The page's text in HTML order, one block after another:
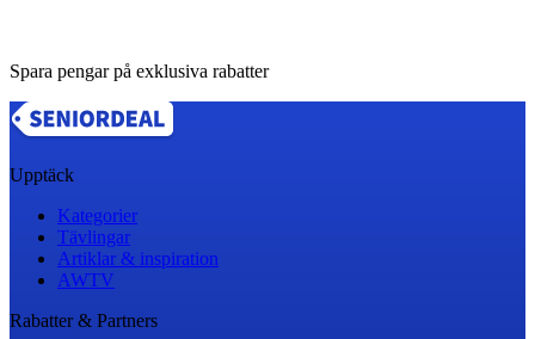
Spara pengar på exklusiva rabatter
Upptäck
Kategorier
Tävlingar
Artiklar & inspiration
AWTV
Rabatter & Partners